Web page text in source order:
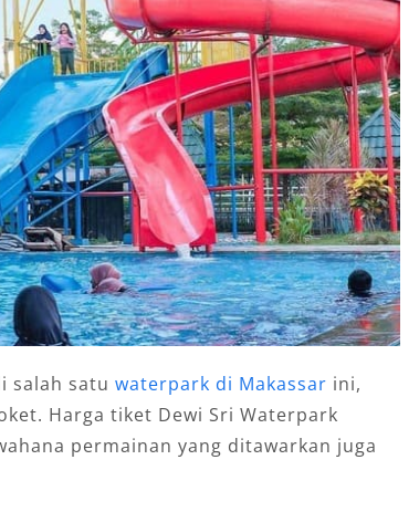
salah satu waterpark di Makassar ini,
Harga tiket Dewi Sri Waterpark
permainan yang ditawarkan juga